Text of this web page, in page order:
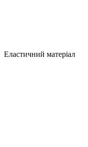
Еластичний матеріал